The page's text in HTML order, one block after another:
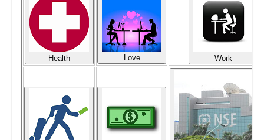
Health Love Work